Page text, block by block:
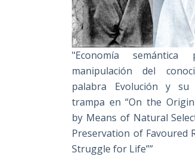
"Economía
manipulación del
palabra Evolución y su
trampa en “On the
by Means of Natural
Preservation of Favoured
Struggle for Life””